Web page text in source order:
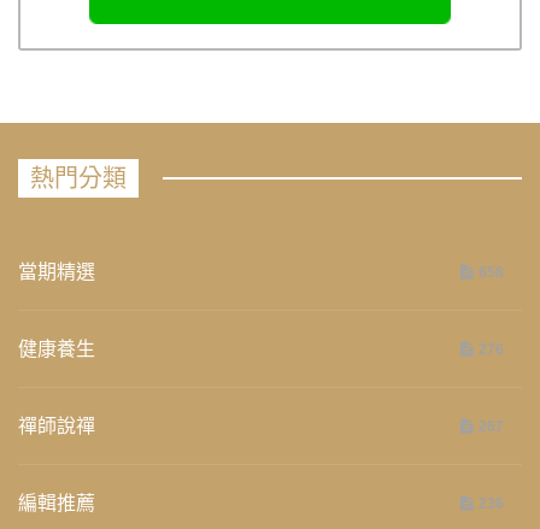
熱門分類
當期精選 658
健康養生 276
禪師說禪 267
編輯推薦 236